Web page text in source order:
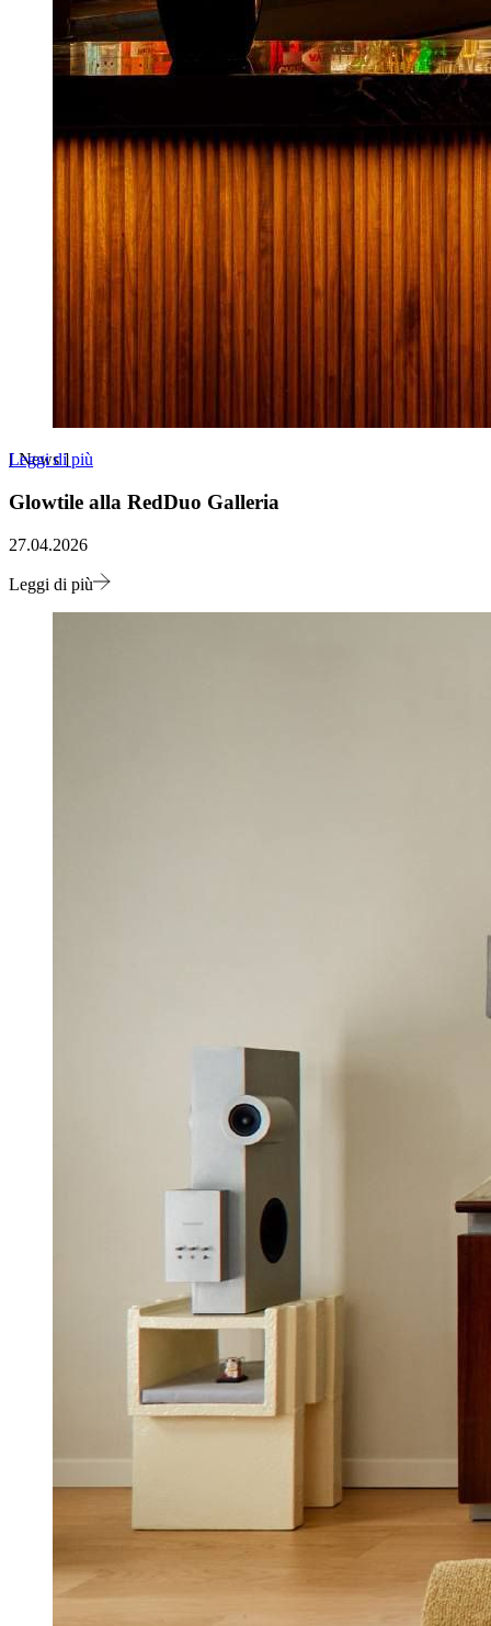
Leggi di più
[News]
Glowtile alla RedDuo Galleria
27.04.2026
Leggi di più